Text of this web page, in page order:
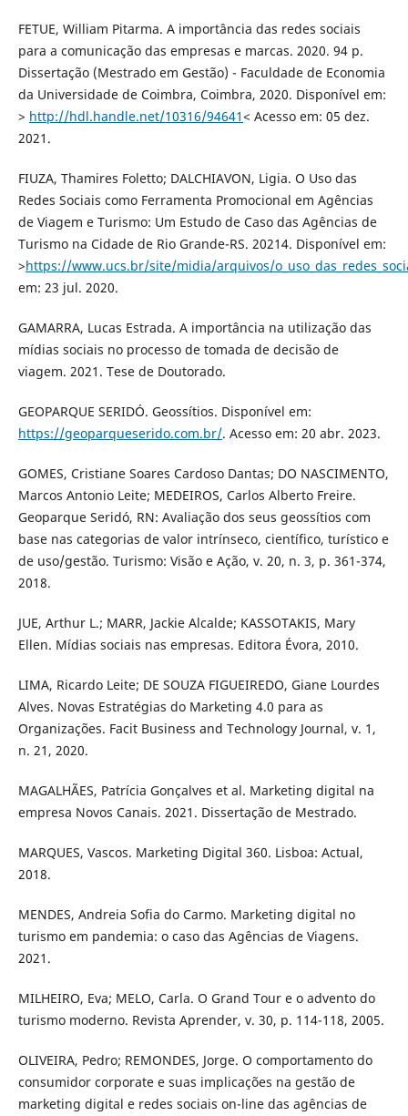
FETUE, William Pitarma. A importância das redes sociais
para a comunicação das empresas e marcas. 2020. 94 p.
Dissertação (Mestrado em Gestão) - Faculdade de Economia
da Universidade de Coimbra, Coimbra, 2020. Disponível em:
> http://hdl.handle.net/10316/94641< Acesso em: 05 dez.
2021.
FIUZA, Thamires Foletto; DALCHIAVON, Ligia. O Uso das
Redes Sociais como Ferramenta Promocional em Agências
de Viagem e Turismo: Um Estudo de Caso das Agências de
Turismo na Cidade de Rio Grande-RS. 20214. Disponível em:
>https://www.ucs.br/site/midia/arquivos/
em: 23 jul. 2020.
GAMARRA, Lucas Estrada. A importância na utilização das
mídias sociais no processo de tomada de decisão de
viagem. 2021. Tese de Doutorado.
GEOPARQUE SERIDÓ. Geossítios. Disponível em:
https://geoparqueserido.com.br/. Acesso em: 20 abr. 2023.
GOMES, Cristiane Soares Cardoso Dantas; DO NASCIMENTO,
Marcos Antonio Leite; MEDEIROS, Carlos Alberto Freire.
Geoparque Seridó, RN: Avaliação dos seus geossítios com
base nas categorias de valor intrínseco, científico, turístico e
de uso/gestão. Turismo: Visão e Ação, v. 20, n. 3, p. 361-374,
2018.
JUE, Arthur L.; MARR, Jackie Alcalde; KASSOTAKIS, Mary
Ellen. Mídias sociais nas empresas. Editora Évora, 2010.
LIMA, Ricardo Leite; DE SOUZA FIGUEIREDO, Giane Lourdes
Alves. Novas Estratégias do Marketing 4.0 para as
Organizações. Facit Business and Technology Journal, v. 1,
n. 21, 2020.
MAGALHÃES, Patrícia Gonçalves et al. Marketing digital na
empresa Novos Canais. 2021. Dissertação de Mestrado.
MARQUES, Vascos. Marketing Digital 360. Lisboa: Actual,
2018.
MENDES, Andreia Sofia do Carmo. Marketing digital no
turismo em pandemia: o caso das Agências de Viagens.
2021.
MILHEIRO, Eva; MELO, Carla. O Grand Tour e o advento do
turismo moderno. Revista Aprender, v. 30, p. 114-118, 2005.
OLIVEIRA, Pedro; REMONDES, Jorge. O comportamento do
consumidor corporate e suas implicações na gestão de
marketing digital e redes sociais on-line das agências de